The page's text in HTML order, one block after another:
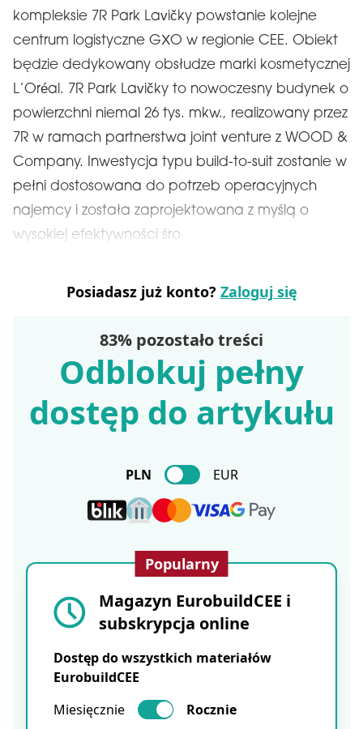
kompleksie 7R Park Lavičky powstanie kolejne
centrum logistyczne GXO w regionie CEE. Obiekt
będzie dedykowany obsłudze marki kosmetycznej
L’Oréal. 7R Park Lavičky to nowoczesny budynek o
powierzchni niemal 26 tys. mkw., realizowany przez
7R w ramach partnerstwa joint venture z WOOD &
Company. Inwestycja typu build-to-suit zostanie w
pełni dostosowana do potrzeb operacyjnych
najemcy i została zaprojektowana z myślą o
wysokiej efektywności śro
Posiadasz już konto? Zaloguj się
83% pozostało treści
Odblokuj pełny
dostęp do artykułu
PLN EUR
Popularny
Magazyn EurobuildCEE i
subskrypcja online
Dostęp do wszystkich materiałów
EurobuildCEE
Miesięcznie
Rocznie